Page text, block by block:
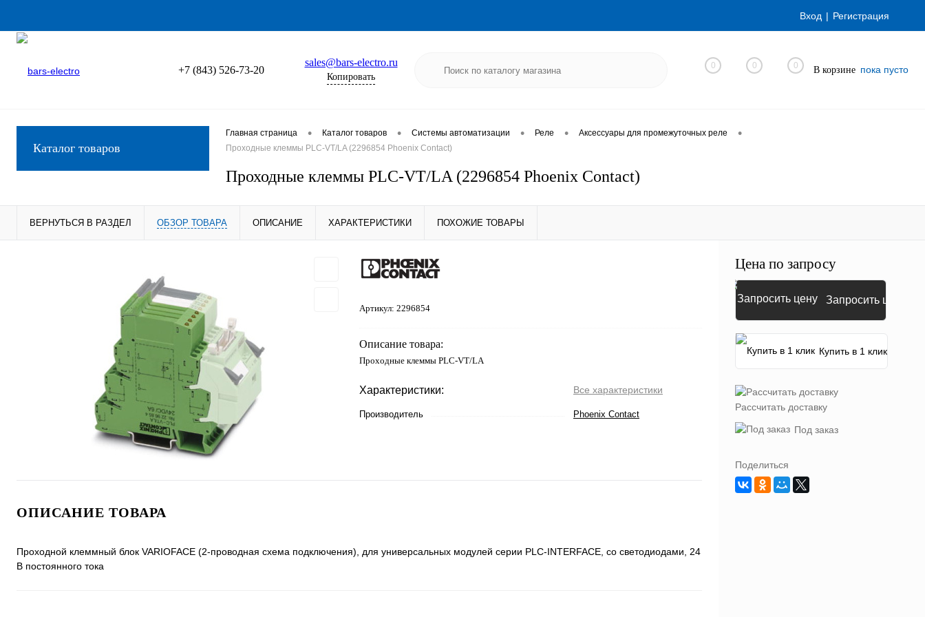
Вход Регистрация
+7 (843) 526-73-20
sales@bars-electro.ru
Копировать
0 0 0 В корзине пока пусто
Каталог товаров
Главная страница • Каталог товаров • Системы автоматизации • Реле • Аксессуары для промежуточных реле •
Проходные клеммы PLC-VT/LA (2296854 Phoenix Contact)
Проходные клеммы PLC-VT/LA (2296854 Phoenix Contact)
ВЕРНУТЬСЯ В РАЗДЕЛ ОБЗОР ТОВАРА ОПИСАНИЕ ХАРАКТЕРИСТИКИ ПОХОЖИЕ ТОВАРЫ
Артикул: 2296854
Описание товара:
Проходные клеммы PLC-VT/LA
Характеристики: Все характеристики
Производитель Phoenix Contact
ОПИСАНИЕ ТОВАРА
Проходной клеммный блок VARIOFACE (2-проводная схема подключения), для универсальных модулей серии PLC-INTERFACE, со светодиодами, 24
В постоянного тока
Цена по запросу
Запросить цену
Купить в 1 клик
Рассчитать доставку
Под заказ
Поделиться